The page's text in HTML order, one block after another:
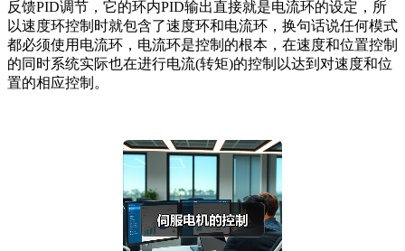
反馈PID调节，它的环内PID输出直接就是电流环的设定，所
以速度环控制时就包含了速度环和电流环，换句话说任何模式
都必须使用电流环，电流环是控制的根本，在速度和位置控制
的同时系统实际也在进行电流(转矩)的控制以达到对速度和位
置的相应控制。